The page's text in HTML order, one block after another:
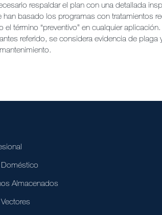
respaldar el plan con una detallada
han basado los programas con tratamientos
el término “preventivo” en cualquier
referido, se considera evidencia de plaga
Almacenados